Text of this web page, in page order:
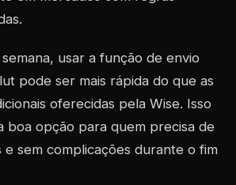
usar a função de envio
pode ser mais rápida do que as
oferecidas pela Wise. Isso
boa opção para quem precisa de
e sem complicações durante o fim